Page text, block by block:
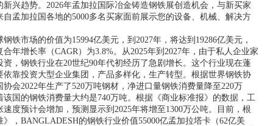
新兴趋势。2026年孟加拉国际冶金铸造钢铁展创造机会，与新买家
自孟加拉国各地的5000多名买家面前展示您的设备、机械、解决方
钢铁市场的价值为15994亿美元，到2027年，将达到19286亿美元，
合年增长率（CAGR）为3.8%。从2025年到2027年，由于私人企业家
资，钢铁行业在20世纪90年代初经历了急剧增长。这个行业现在蓬
依靠投资大型企业集团，产品多样化，生产转型。根据世界钢铁协
协会2022年生产了520万吨钢材，净进口量钢铁消费量降至220万
该国的钢铁消费量大约是740万吨。根据《商业标准报》的数据，工
速度预计会增加，预测显示到2025年将增至1300万公吨。目前，根
》，BANGLADESH的钢铁行业价值55000亿孟加拉塔卡（62亿美